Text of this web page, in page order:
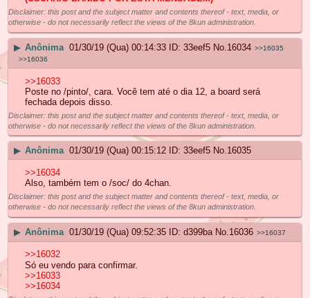
Disclaimer: this post and the subject matter and contents thereof - text, media, or
otherwise - do not necessarily reflect the views of the 8kun administration.
▶ Anônima 01/30/19 (Qua) 00:14:33 33eef5 No. 16034 >>16035
>>16036
>>16033
Poste no /pinto/, cara. Você tem até o dia 12, a board será
fechada depois disso.
Disclaimer: this post and the subject matter and contents thereof - text, media, or
otherwise - do not necessarily reflect the views of the 8kun administration.
▶ Anônima 01/30/19 (Qua) 00:15:12 33eef5 No.16035
>>16034
Also, também tem o /soc/ do 4chan.
Disclaimer: this post and the subject matter and contents thereof - text, media, or
otherwise - do not necessarily reflect the views of the 8kun administration.
▶ Anônima 01/30/19 (Qua) 09:52:35 d399ba No. 16036 >>16037
>>16032
Só eu vendo para confirmar.
>>16033
>>16034